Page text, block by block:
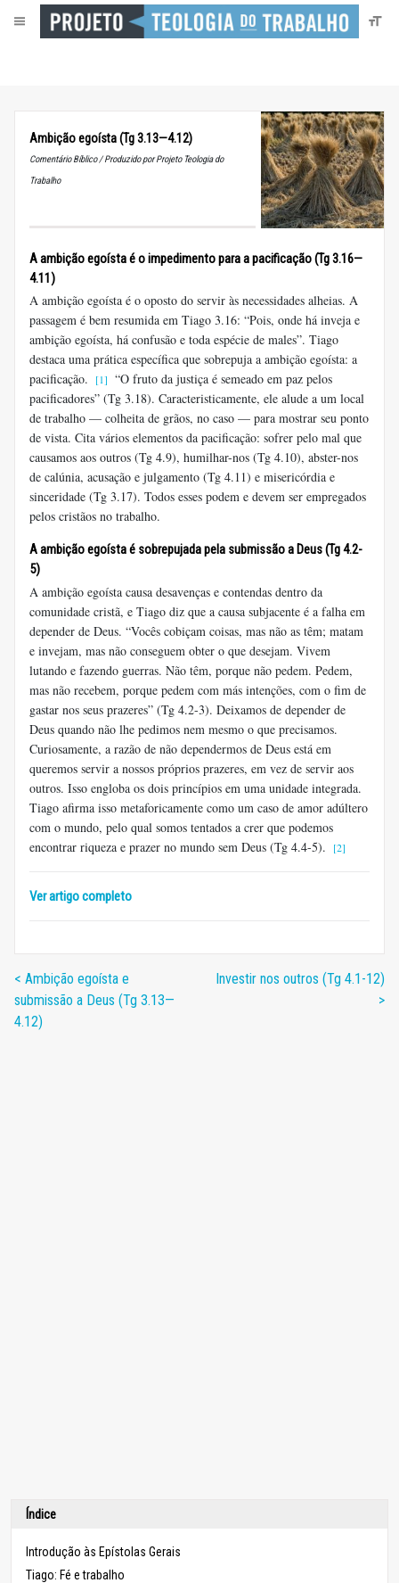
Ambição egoísta (Tg 3.13—4.12)
Comentário Bíblico / Produzido por Projeto Teologia do
Trabalho
A ambição egoísta é o impedimento para a pacificação (Tg 3.16—
4.11 )
A ambição egoísta é o oposto do servir às necessidades alheias. A
passagem é bem resumida em Tiago 3.16: “Pois, onde há inveja e
ambição egoísta, há confusão e toda espécie de males”. Tiago
destaca uma prática específica que sobrepuja a ambição egoísta: a
pacificação.
[1] “O fruto da justiça é semeado em paz pelos
pacificadores” (Tg 3.18). Caracteristicamente, ele alude a um local
de trabalho — colheita de grãos, no caso — para mostrar seu ponto
de vista. Cita vários elementos da pacificação: sofrer pelo mal que
causamos aos outros (Tg 4.9), humilhar-nos (Tg 4.10), abster-nos
de calúnia, acusação e julgamento (Tg 4.11) e misericórdia e
sinceridade (Tg 3.17). Todos esses podem e devem ser empregados
pelos cristãos no trabalho.
A ambição egoísta é sobrepujada pela submissão a Deus (Tg 4.2-
5)
A ambição egoísta causa desavenças e contendas dentro da
comunidade cristã, e Tiago diz que a causa subjacente é a falha em
depender de Deus. “Vocês cobiçam coisas, mas não as têm; matam
e invejam, mas não conseguem obter o que desejam. Vivem
lutando e fazendo guerras. Não têm, porque não pedem. Pedem,
mas não recebem, porque pedem com más intenções, com o fim de
gastar nos seus prazeres” (Tg 4.2-3). Deixamos de depender de
Deus quando não lhe pedimos nem mesmo o que precisamos.
Curiosamente, a razão de não dependermos de Deus está em
queremos servir a nossos próprios prazeres, em vez de servir aos
outros. Isso engloba os dois princípios em uma unidade integrada.
Tiago afirma isso metaforicamente como um caso de amor adúltero
com o mundo, pelo qual somos tentados a crer que podemos
encontrar riqueza e prazer no mundo sem Deus (Tg 4.4-5).
[2]
Ver artigo completo
< Ambição egoísta e
submissão a Deus (Tg 3.13—
4.12)
Investir nos outros (Tg 4.1-12)
>
Índice
Introdução às Epístolas Gerais
Tiago: Fé e trabalho